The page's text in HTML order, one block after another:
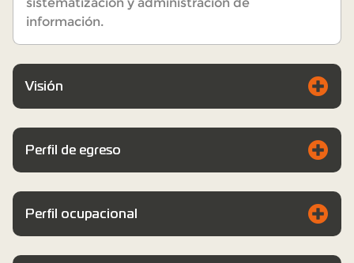
sistematización y administración de
información.
Visión
Perfil de egreso
Perfil ocupacional